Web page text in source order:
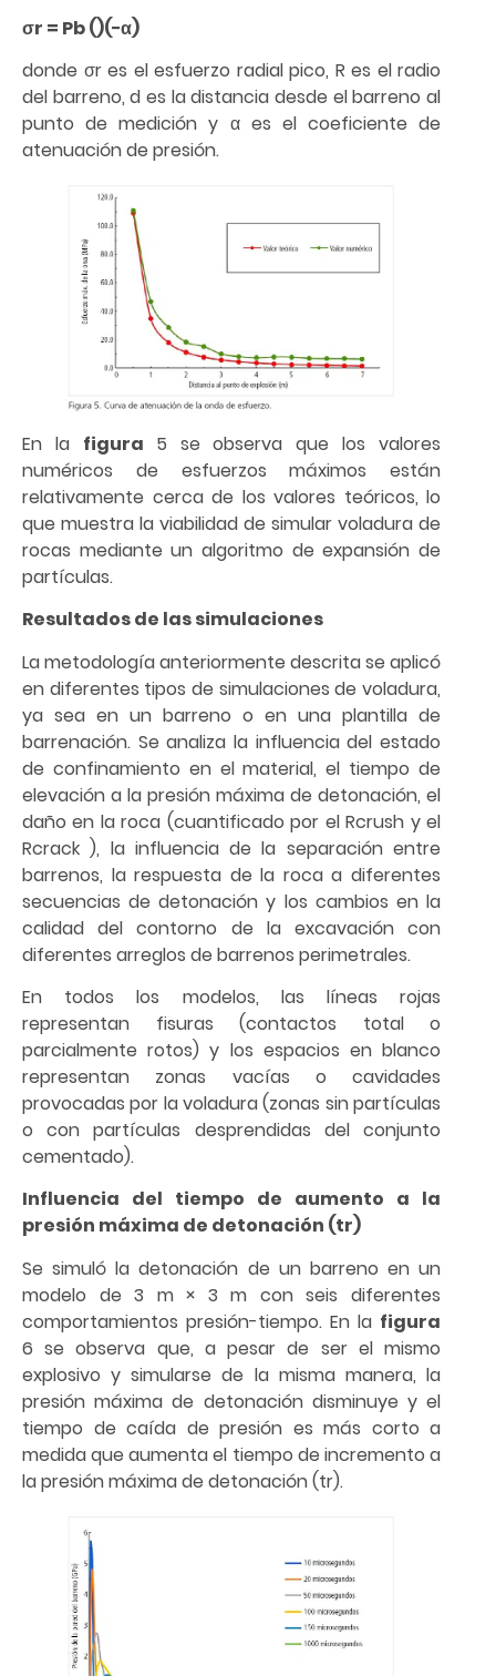
σr = Pb ()(−α)
donde σr es el esfuerzo radial pico, R es el radio
del barreno, d es la distancia desde el barreno al
punto de medición y α es el coeficiente de
atenuación de presión.
En la figura 5 se observa que los valores
numéricos de esfuerzos máximos están
relativamente cerca de los valores teóricos, lo
que muestra la viabilidad de simular voladura de
rocas mediante un algoritmo de expansión de
partículas.
Resultados de las simulaciones
La metodología anteriormente descrita se aplicó
en diferentes tipos de simulaciones de voladura,
ya sea en un barreno o en una plantilla de
barrenación. Se analiza la influencia del estado
de confinamiento en el material, el tiempo de
elevación a la presión máxima de detonación, el
daño en la roca (cuantificado por el Rcrush y el
Rcrack ), la influencia de la separación entre
barrenos, la respuesta de la roca a diferentes
secuencias de detonación y los cambios en la
calidad del contorno de la excavación con
diferentes arreglos de barrenos perimetrales.
En todos los modelos, las líneas rojas
representan fisuras (contactos total o
parcialmente rotos) y los espacios en blanco
representan zonas vacías o cavidades
provocadas por la voladura (zonas sin partículas
o con partículas desprendidas del conjunto
cementado).
Influencia del tiempo de aumento a la
presión máxima de detonación (tr)
Se simuló la detonación de un barreno en un
modelo de 3 m × 3 m con seis diferentes
comportamientos presión-tiempo. En la figura
6 se observa que, a pesar de ser el mismo
explosivo y simularse de la misma manera, la
presión máxima de detonación disminuye y el
tiempo de caída de presión es más corto a
medida que aumenta el tiempo de incremento a
la presión máxima de detonación (tr).